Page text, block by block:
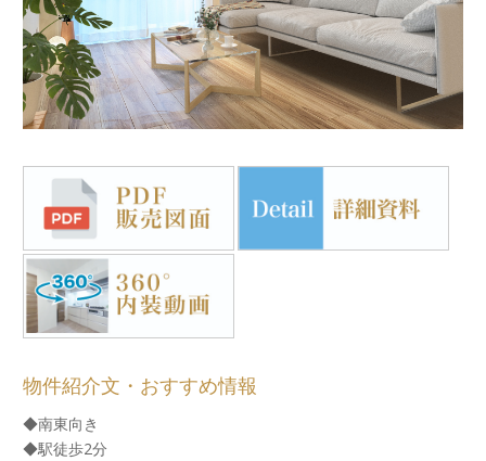
物件紹介文・おすすめ情報
◆南東向き
◆駅徒歩2分